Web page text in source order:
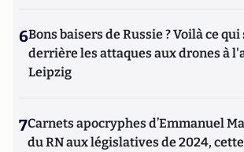
6Bons baisers de Russie ? Voilà ce qui
derrière les attaques aux drones à
Leipzig
7Carnets apocryphes d’Emmanuel
du RN aux législatives de 2024,